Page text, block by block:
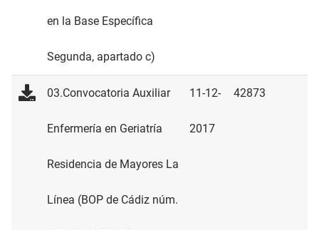
en la Base Específica
Segunda, apartado c)
03.Convocatoria Auxiliar
Enfermería en Geriatría
Residencia de Mayores La
Línea (BOP de Cádiz núm.
11-12-
2017
42873